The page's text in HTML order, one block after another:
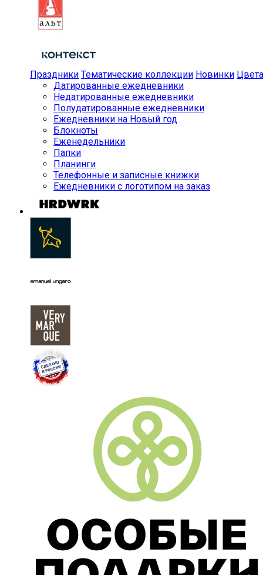
Праздники Тематические коллекции Новинки Цвета
Датированные ежедневники
Недатированные ежедневники
Полудатированные ежедневники
Ежедневники на Новый год
Блокноты
Еженедельники
Папки
Планинги
Телефонные и записные книжки
Ежедневники с логотипом на заказ